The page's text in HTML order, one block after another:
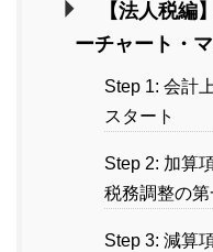
【法人税編
ーチャート・
Step 1: 会計
スタート
Step 2: 加算
税務調整の第
Step 3: 減算